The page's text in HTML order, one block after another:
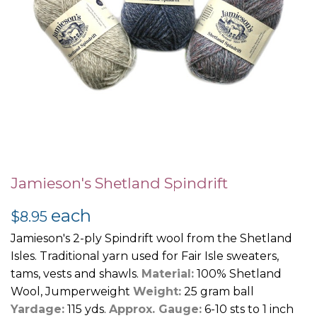
Jamieson's Shetland Spindrift
$8.95 each
Jamieson's 2-ply Spindrift wool from the Shetland
Isles. Traditional yarn used for Fair Isle sweaters,
tams, vests and shawls. Material: 100% Shetland
Wool, Jumperweight Weight: 25 gram ball
Yardage: 115 yds. Approx. Gauge: 6-10 sts to 1 inch
to
beginning
of
the
images
gallery